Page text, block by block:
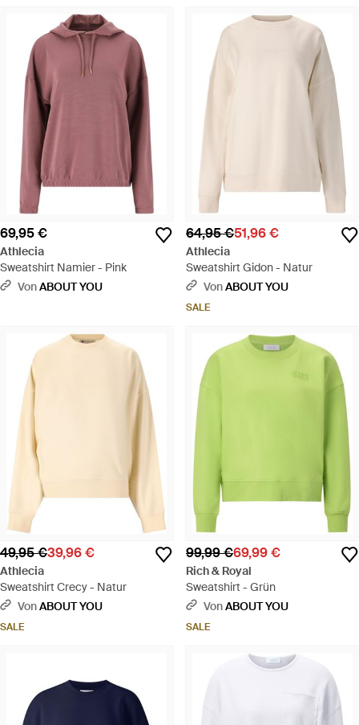
69,95 €
Athlecia
Sweatshirt Namier - Pink
VonABOUT YOU
64,95 €51,96 €
Athlecia
Sweatshirt Gidon - Natur
VonABOUT YOU
SALE
49,95 €39,96 €
Athlecia
Sweatshirt Crecy - Natur
VonABOUT YOU
SALE
99,99 €69,99 €
Rich & Royal
Sweatshirt - Grün
VonABOUT YOU
SALE